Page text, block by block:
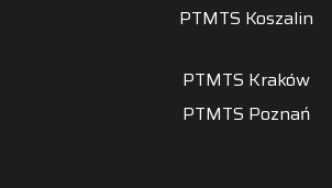
PTMTS Koszalin
PTMTS Kraków
PTMTS Poznań